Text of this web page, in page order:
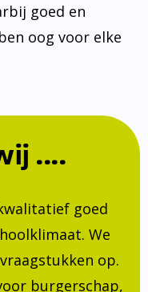
goed en
oog voor elke
....
goed
We
op.
burgerschap,